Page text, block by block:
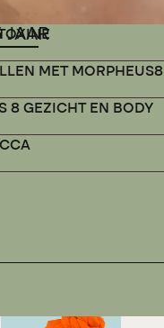
JAAR
MET MORPHEUS8
8 GEZICHT EN BODY